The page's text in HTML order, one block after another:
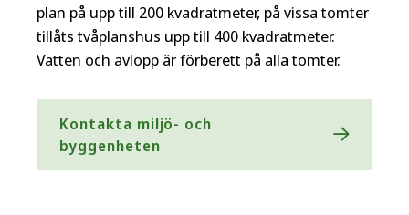
plan på upp till 200 kvadratmeter, på vissa tomter
tillåts tvåplanshus upp till 400 kvadratmeter.
Vatten och avlopp är förberett på alla tomter.
Kontakta miljö- och
byggenheten